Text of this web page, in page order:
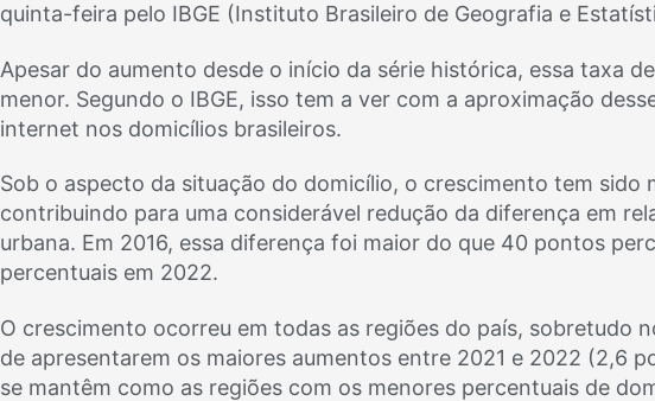
quinta-feira pelo IBGE (Instituto Brasileiro de Geografia e
Apesar do aumento desde o início da série histórica, essa taxa
menor. Segundo o IBGE, isso tem a ver com a aproximação
internet nos domicílios brasileiros.
Sob o aspecto da situação do domicílio, o crescimento tem sido
contribuindo para uma considerável redução da diferença em
urbana. Em 2016, essa diferença foi maior do que 40 pontos
percentuais em 2022.
O crescimento ocorreu em todas as regiões do país, sobretudo
de apresentarem os maiores aumentos entre 2021 e 2022 (2,6
se mantêm como as regiões com os menores percentuais de